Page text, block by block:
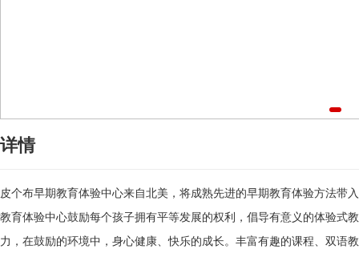
详情
皮个布早期教育体验中心来自北美，将成熟先进的早期教育体验方法
教育体验中心鼓励每个孩子拥有平等发展的权利，倡导有意义的体验式
力，在鼓励的环境中，身心健康、快乐的成长。丰富有趣的课程、双